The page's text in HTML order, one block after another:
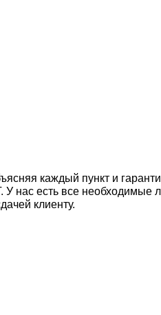
каждый пункт и
нас есть все необходимые
клиенту.